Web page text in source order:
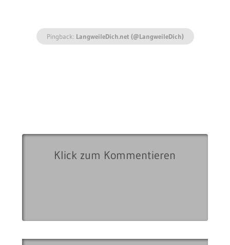
Pingback: LangweileDich.net (@LangweileDich)